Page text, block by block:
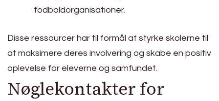
fodboldorganisationer.
Disse ressourcer har til formål at styrke skolerne til
at maksimere deres involvering og skabe en positiv
oplevelse for eleverne og samfundet.
Nøglekontakter for